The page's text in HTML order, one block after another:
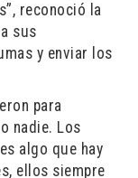
reconoció la
sus
y enviar los
para
nadie. Los
algo que hay
ellos siempre